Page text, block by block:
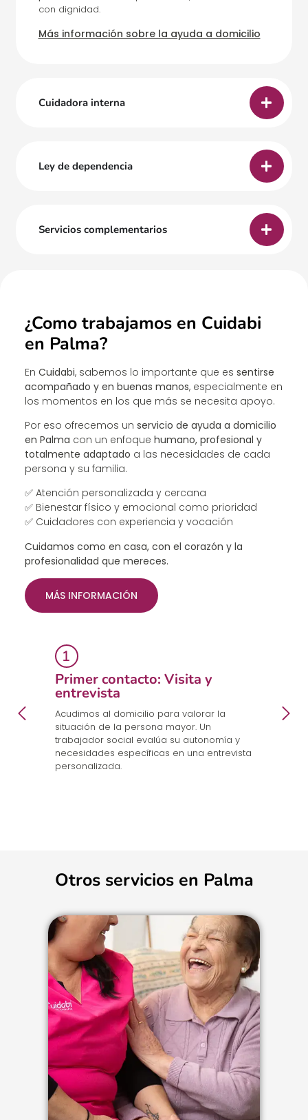
con dignidad.
Más información sobre la ayuda a domicilio
Cuidadora interna
Ley de dependencia
Servicios complementarios
¿Como trabajamos en Cuidabi
en Palma?
En Cuidabi, sabemos lo importante que es sentirse
acompañado y en buenas manos, especialmente en
los momentos en los que más se necesita apoyo.
Por eso ofrecemos un servicio de ayuda a domicilio
en Palma con un enfoque humano, profesional y
totalmente adaptado a las necesidades de cada
persona y su familia.
✅ Atención personalizada y cercana
✅ Bienestar físico y emocional como prioridad
✅ Cuidadores con experiencia y vocación
Cuidamos como en casa, con el corazón y la
profesionalidad que mereces.
MÁS INFORMACIÓN
Primer contacto: Visita y
entrevista
Acudimos al domicilio para valorar la
situación de la persona mayor. Un
trabajador social evalúa su autonomía y
necesidades específicas en una entrevista
personalizada.
Otros servicios en Palma